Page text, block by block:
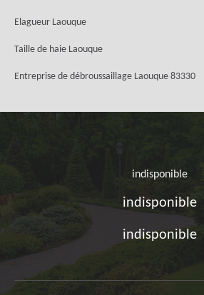
Elagueur Laouque
Taille de haie Laouque
Entreprise de débroussaillage Laouque 83330
indisponible
indisponible
indisponible